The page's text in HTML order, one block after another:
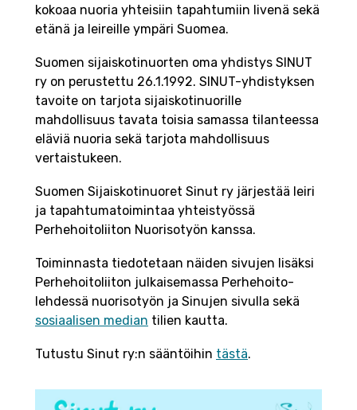
kokoaa nuoria yhteisiin tapahtumiin livenä sekä
etänä ja leireille ympäri Suomea.
Suomen sijaiskotinuorten oma yhdistys SINUT
ry on perustettu 26.1.1992. SINUT-yhdistyksen
tavoite on tarjota sijaiskotinuorille
mahdollisuus tavata toisia samassa tilanteessa
eläviä nuoria sekä tarjota mahdollisuus
vertaistukeen.
Suomen Sijaiskotinuoret Sinut ry järjestää leiri
ja tapahtumatoimintaa yhteistyössä
Perhehoitoliiton Nuorisotyön kanssa.
Toiminnasta tiedotetaan näiden sivujen lisäksi
Perhehoitoliiton julkaisemassa Perhehoito-
lehdessä nuorisotyön ja Sinujen sivulla sekä
sosiaalisen median tilien kautta.
Tutustu Sinut ry:n sääntöihin tästä.